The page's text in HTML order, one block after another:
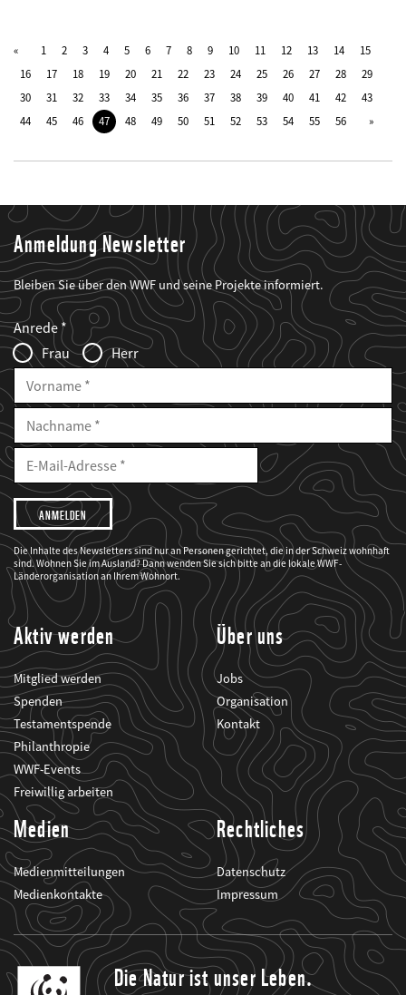
1 2 3 4 5 6 7 8 9 10 11 12 13 14
15
16
17 18 19 20 21 22 23 24 25 26 27 28
29
30
31 32 33 34 35 36 37 38 39 40 41 42
43
44
45 46 47 48 49 50 51 52 53 54 55 56
Anmeldung Newsletter
Bleiben Sie über den WWF und seine Projekte informiert.
Web2Case
Infofelder
Fieldset
anrede_name
Anrede
Frau
Herr
Vorname
Nachname
E-
Mailadresse
E-
Adresse
Ich
möchte,
dass
der
WWF
mich
über
seine
Projekte
informiert.
Die Inhalte des Newsletters sind nur an Personen gerichtet, die in der Schweiz wohnhaft
sind. Wohnen Sie im Ausland? Dann wenden Sie sich bitte an die lokale WWF-
Länderorganisation an Ihrem Wohnort.
Aktiv werden
Mitglied werden
Spenden
Testamentspende
Philanthropie
WWF-Events
Freiwillig arbeiten
Über uns
Jobs
Organisation
Kontakt
Medien
Medienmitteilungen
Medienkontakte
Rechtliches
Datenschutz
Impressum
Die Natur ist unser Leben.